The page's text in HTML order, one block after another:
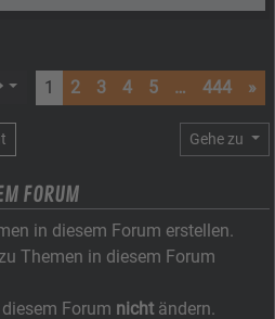
Seite von444
1 2 3 4 5 … 444 »
Gehe zu
FORUM
in diesem Forum erstellen.
Themen in diesem Forum
Forum nicht ändern.